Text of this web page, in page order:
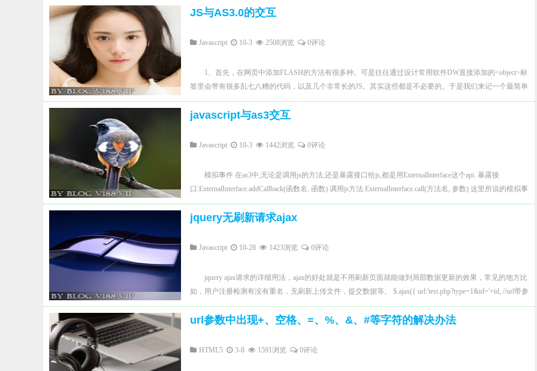
JS与AS3.0的交互
Javascript 10-3 2508浏览 0评论
1、首先，在网页中添加FLASH的方法有很多种。可是往往通过设计常用软件DW直接添加的<object>标
签里会带有很多乱七八糟的代码，以及几个非常长的JS。其实这些都是不必要的。于是我们来记一个最简单
的添加FLASH的代码（比如我们要加的FLASH是名字是bigface.swf）： <objectclassid="clsid:d27cdb6e-ae6d-
11cf-96b8-
width="400" height="180" align="middle"> <paramname="allowScriptAccess" value="sameDomain" />
我们做交互必须写入的标签。 2.AS调用JS方法 AS调用JS的方法是很简单的。首先我们在插入FLASH之
后，写下我们想要让AS调用的JS方法。 比如我们想做一个案例（案例1），是一个希望在FLASH输入什
然后我们在JS里写下如下代码： <scripttype="text/javascript"> functiontell(text){ alert(text); }
了。 接着，我们在FLASH里做下面事情： 建立一个输入框，取名mytext; 建立一个按钮，取名btn; 然后写
下下面的AS： btn.addEventListener(MouseEvent.CLICK,sendout); function sendout(event:MouseEvent):void{
ExternalInterface.call("tell",mytext.text) } 这里具体讲解一下 我们给按钮btn 添加了一个鼠标监听事件，事
件类型是鼠标点击，触发后执行sendout这个函数。这个函数里的命令就是
里的文字mytext.text。 然后重新输出一遍FLASH，我们的案例就完成了。 2、JS调用AS 我们同样首先载入
javascript与as3交互
Javascript 10-3 1442浏览 0评论
模拟事件 在as3中,无论是调用js的方法,还是暴露接口给js,都是用ExternalInterface这个api. 暴露接
口:ExternalInterface.addCallback(函数名, 函数) 调用js方法:ExternalInterface.call(方法名, 参数) 这里所说的模拟事
件,就是在falsh素材的各个状态切换时,通知页面.如加载完毕时,触发onload事件,播放时触发onplay,停止时触发
onstop等等. 采用的方案,是在object标签里,添加自定义的属性供as3调用,属性名是flash定死的:flashvars,值的格
this.root.loaderInfo ).parameters; flashvars是一个object变量,定义如下: private var flashvars:Object; 读取后,flashvars
材加载完毕,调用onload private function onload():void { if (ExternalInterface.available) { textField.text =
'onload'; if(flashvars.onload){ ExternalInterface.call("window.flashCallback." + flashvars.onload); } }
的方法: //adv.flash.embed是封装过的生成object标签的方法 asyncTest('flash标签自定义事件', function () {
jquery无刷新请求ajax
Javascript 10-28 1423浏览 0评论
jquery ajax请求的详细用法，ajax的好处就是不用刷新页面就能做到局部数据更新的效果，常见的地方比
如，用户注册检测有没有重名，无刷新上传文件，提交数据等。 $.ajax({ url:'test.php?type=1&id='+id, //url带参
数 type:'GET', //请求方式 cache:false, //缓存 success: function(data){ //请求成功后返回数据data
$('body').html(data); } }); $.ajax({ url:'test.php, //请求url地址 type:'POST', //请求方式 cache:false, //缓存
返回数据data $('body').html(data); } error:function（）{ alert('请求出错'); } });
url参数中出现+、空格、=、%、&、#等字符的解决办法
HTML5 3-8 1591浏览 0评论